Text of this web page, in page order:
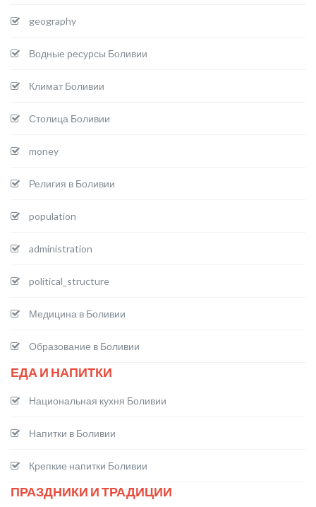
geography
Водные ресурсы Боливии
Климат Боливии
Столица Боливии
money
Религия в Боливии
population
administration
political_structure
Медицина в Боливии
Образование в Боливии
ЕДА И НАПИТКИ
Национальная кухня Боливии
Напитки в Боливии
Крепкие напитки Боливии
ПРАЗДНИКИ И ТРАДИЦИИ